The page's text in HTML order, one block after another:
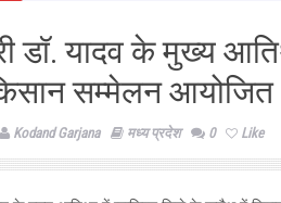
डॉ. यादव के मुख्य
सम्मेलन आयोजित
Kodand Garjana मध्य प्रदेश 0 Like